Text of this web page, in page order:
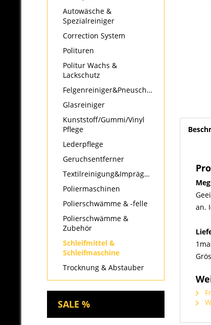
Autowäsche &
Spezialreiniger
Correction System
Polituren
Politur Wachs &
Lackschutz
Felgenreiniger&Pneuschwärzer
Glasreiniger
Kunststoff/Gummi/Vinyl
Pflege
Lederpflege
Geruchsentferner
Textilreinigung&Imprägnierung
Poliermaschinen
Polierschwämme & -felle
Polierschwämme &
Zubehör
Schleifmittel &
Schleifmaschine
Trocknung & Abstauber
SALE %
an.